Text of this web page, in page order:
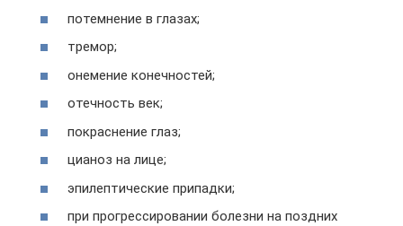
потемнение в глазах;
тремор;
онемение конечностей;
отечность век;
покраснение глаз;
цианоз на лице;
эпилептические припадки;
при прогрессировании болезни на поздних